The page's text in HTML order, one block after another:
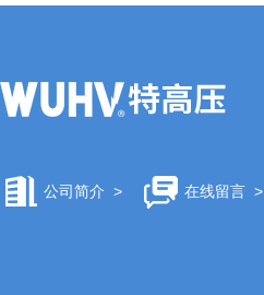
公司简介 > 在线留言>